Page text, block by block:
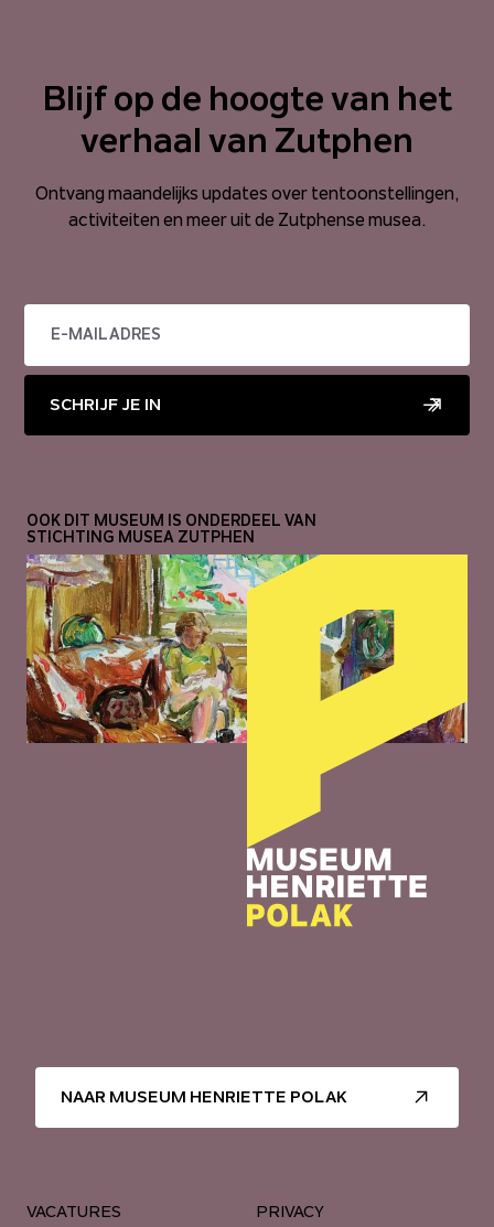
Blijf op de hoogte van het
verhaal van Zutphen
Ontvang maandelijks updates over tentoonstellingen,
activiteiten en meer uit de Zutphense musea.
SCHRIJF JE IN
OOK DIT MUSEUM IS ONDERDEEL VAN
STICHTING MUSEA ZUTPHEN
NAAR MUSEUM HENRIETTE POLAK
VACATURES PRIVACY